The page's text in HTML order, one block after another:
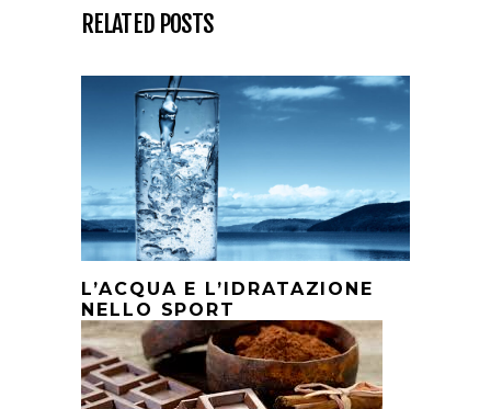
RELATED POSTS
L’ACQUA E L’IDRATAZIONE
NELLO SPORT